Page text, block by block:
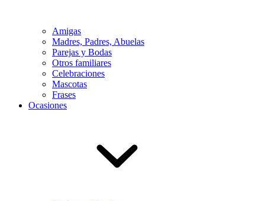
Amigas
Madres, Padres, Abuelas
Parejas y Bodas
Otros familiares
Celebraciones
Mascotas
Frases
Ocasiones